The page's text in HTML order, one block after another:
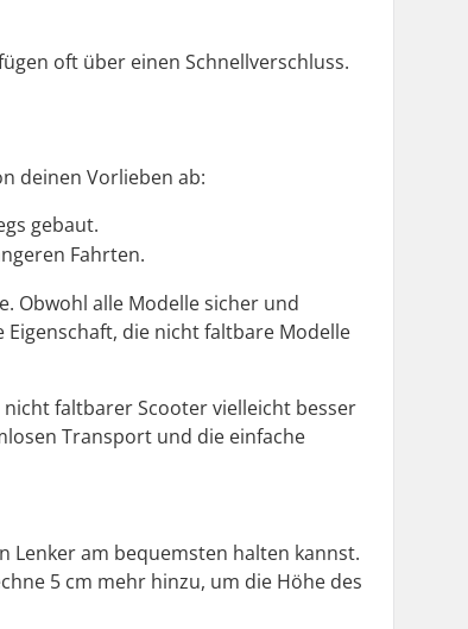
oft über einen Schnellverschluss.
deinen Vorlieben ab:
gebaut.
Fahrten.
Obwohl alle Modelle sicher und
Eigenschaft, die nicht faltbare Modelle
faltbarer Scooter vielleicht besser
Transport und die einfache
Lenker am bequemsten halten kannst.
5 cm mehr hinzu, um die Höhe des